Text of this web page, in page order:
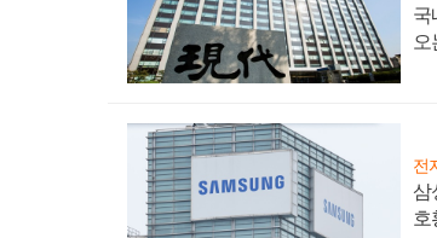
국
오
전
삼
호